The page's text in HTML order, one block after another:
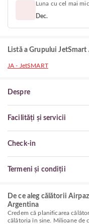
Luna cu cel mai
Dec.
Listă a Grupului
JA - JetSMART
Despre
Facilități și servicii
Check-in
Termeni și condiții
De ce aleg călătorii
Argentina
Credem că planificarea
călătoria în sine. Milioane de